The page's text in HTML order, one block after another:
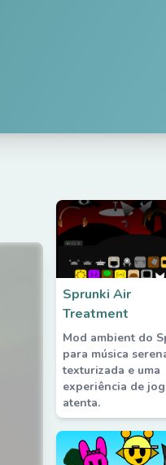
Sprunki Air
Treatment
Mod ambient do
para música
texturizada e uma
experiência de
atenta.